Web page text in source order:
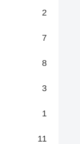
2
7
8
3
1
11